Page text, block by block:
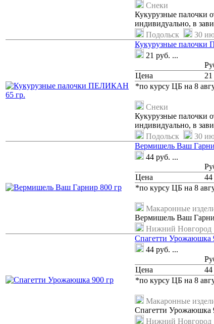
Снеки
Кукурузные палочки
индивидуально, в
Подольск
30
Кукурузные
21 руб. ...
Цена
21
*по курсу ЦБ на 8
Снеки
Кукурузные палочки
индивидуально, в
Подольск
30
Вермишель Ваш
44 руб. ...
Цена
44
*по курсу ЦБ на 8
Макаронные
Вермишель Ваш
Нижний Новгород
Спагетти Урожаюшка
44 руб. ...
Цена
44
*по курсу ЦБ на 8
Макаронные
Спагетти Урожаюшка
Нижний Новгород